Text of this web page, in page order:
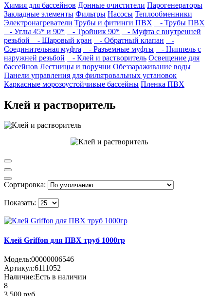
Химия для бассейнов Донные очистители Парогенераторы
Закладные элементы Фильтры Насосы Теплообменники
Электронагреватели Трубы и фитинги ПВХ
- Трубы ПВХ
- Углы 45* и 90*
- Тройник 90*
- Муфта с внутренней
резьбой
- Шаровый кран - Обратный клапан
-
Соединительная муфта
- Разъемные муфты
- Ниппель с
наружней резьбой
- Клей и растворитель Освещение для
бассейнов Лестницы и поручни Обеззараживание воды
Панели управления для фильтровальных установок
Каркасные морозоустойчивые бассейны Пленка ПВХ
Клей и растворитель
Сортировка:
Показать:
Клей Griffon для ПВХ труб 1000гр
Модель:00000006546
Артикул:6111052
Наличие:Есть в наличии
8
3 500 руб.